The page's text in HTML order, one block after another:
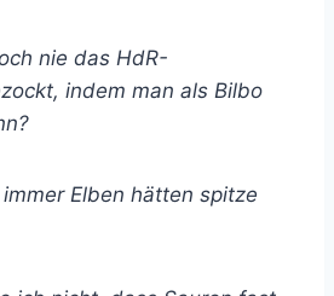
nie das HdR-
indem man als Bilbo
Elben hätten spitze